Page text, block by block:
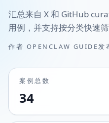
汇总来自 X 和 GitHub
用例，并支持按分类快速筛
作者 OPENCLAW GUIDE发
案例总数
34